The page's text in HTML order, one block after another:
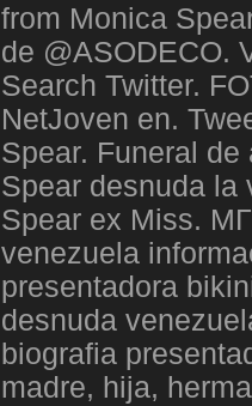
from Monica
de @ASODECO.
Search Twitter.
NetJoven en.
Spear. Funeral de
Spear desnuda la
Spear ex Miss.
venezuela
presentadora
desnuda
biografia
madre, hija,